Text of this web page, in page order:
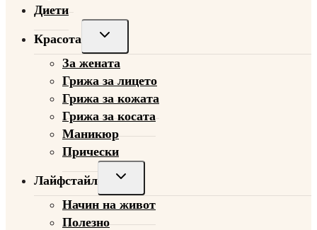
Диети
Красота
Toggle
menu
За жената
Грижа за лицето
Грижа за кожата
Грижа за косата
Маникюр
Прически
Лайфстайл
Toggle
menu
Начин на живот
Полезно